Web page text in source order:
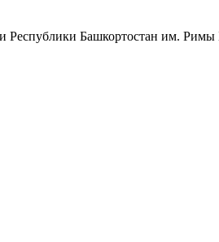
Республики Башкортостан им.